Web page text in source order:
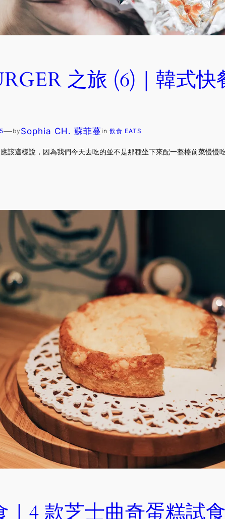
之旅 (6)｜韓式
—by Sophia CH. 蘇菲蔓in 飲食 EATS
該這樣說，因為我們今天去吃的並不是那種坐下來配一整檯前菜慢慢
｜4 款芝士曲奇蛋糕試